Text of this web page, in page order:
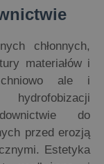
chłonnych,
materiałów i
ale i
do
przed erozją
Estetyka